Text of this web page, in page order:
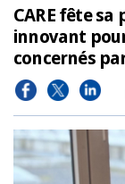
CARE fête
innovant
concernés